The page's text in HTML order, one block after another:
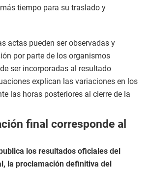
tiempo para su traslado y
actas pueden ser observadas y
por parte de los organismos
ser incorporadas al resultado
explican las variaciones en los
las horas posteriores al cierre de la
final corresponde al
los resultados oficiales del
la proclamación definitiva del